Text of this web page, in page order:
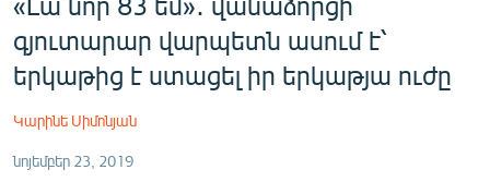
հիմնական
մենյուին
ՀԱՅԱՍՏԱՆ
ՔԱՂԱՔԱԿԱՆ
գյուտարար վարպետն ասում է՝
երկաթից է ստացել իր երկաթյա ուժը
Կարինե Սիմոնյան
նոյեմբեր 23, 2019